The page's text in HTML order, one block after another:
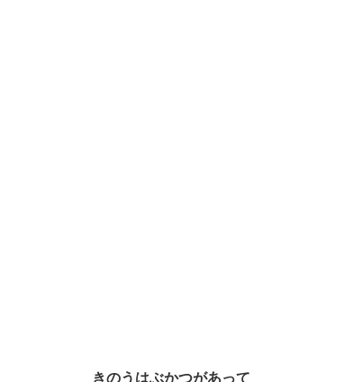
きのうはぶかつがあって